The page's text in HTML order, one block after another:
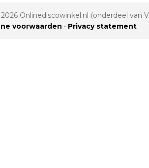
Onlinediscowinkel.nl (onderdeel van
voorwaarden • Privacy statement